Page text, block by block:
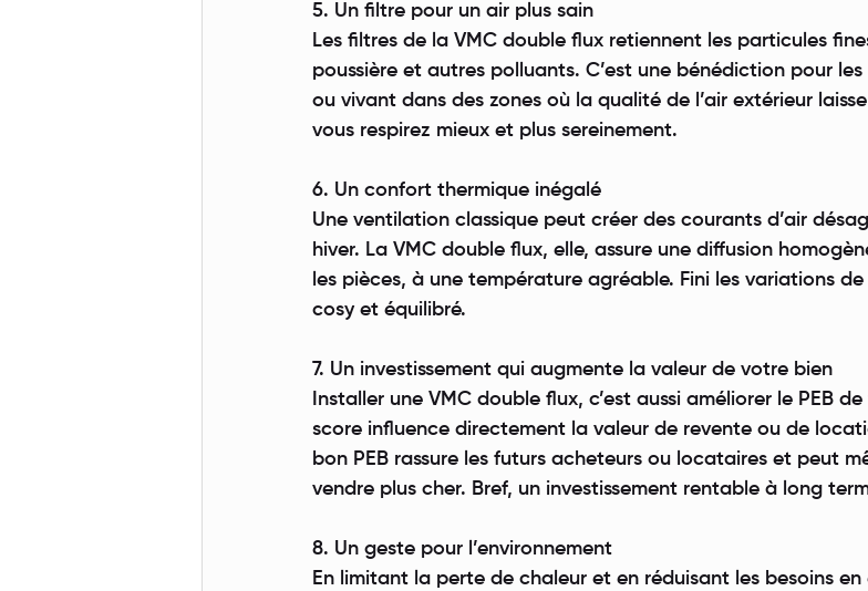
5. Un filtre pour un air plus sain
Les filtres de la VMC double flux retiennent les particules
poussière et autres polluants. C’est une bénédiction pour
ou vivant dans des zones où la qualité de l’air extérieur
vous respirez mieux et plus sereinement.
6. Un confort thermique inégalé
Une ventilation classique peut créer des courants d’air
hiver. La VMC double flux, elle, assure une diffusion
les pièces, à une température agréable. Fini les variations
cosy et équilibré.
7. Un investissement qui augmente la valeur de votre bien
Installer une VMC double flux, c’est aussi améliorer le PEB
score influence directement la valeur de revente ou de
bon PEB rassure les futurs acheteurs ou locataires et peut
vendre plus cher. Bref, un investissement rentable à long
8. Un geste pour l’environnement
En limitant la perte de chaleur et en réduisant les besoins